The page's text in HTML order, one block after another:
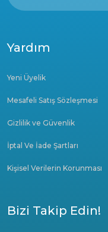
Yardım
Yeni Üyelik
Mesafeli Satış Sözleşmesi
Gizlilik ve Güvenlik
İptal Ve İade Şartları
Kişisel Verilerin Korunması
Bizi Takip Edin!